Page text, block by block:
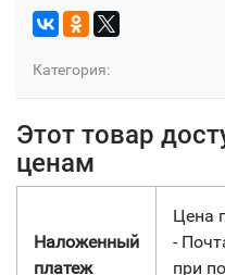
Категория:
Этот товар
ценам
Наложенный
платеж
Цена
-
при